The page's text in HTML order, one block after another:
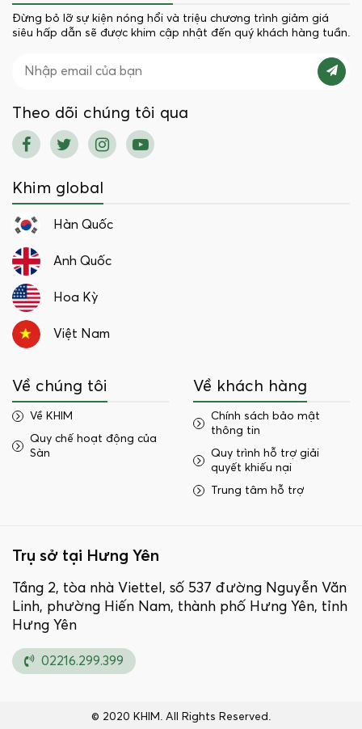
Đừng bỏ lỡ sự kiện nóng hổi và triệu chương trình giảm giá
siêu hấp dẫn sẽ được khim cập nhật đến quý khách hàng tuần.
Theo dõi chúng tôi qua
Khim global
Hàn Quốc
Anh Quốc
Hoa Kỳ
Việt Nam
Về chúng tôi
Về KHIM
Quy chế hoạt động của
Sàn
Về khách hàng
Chính sách bảo mật
thông tin
Quy trình hỗ trợ giải
quyết khiếu nại
Trung tâm hỗ trợ
Trụ sở tại Hưng Yên
Tầng 2, tòa nhà Viettel, số 537 đường Nguyễn Văn
Linh, phường Hiến Nam, thành phố Hưng Yên, tỉnh
Hưng Yên
02216.299.399
© 2020 KHIM. All Rights Reserved.